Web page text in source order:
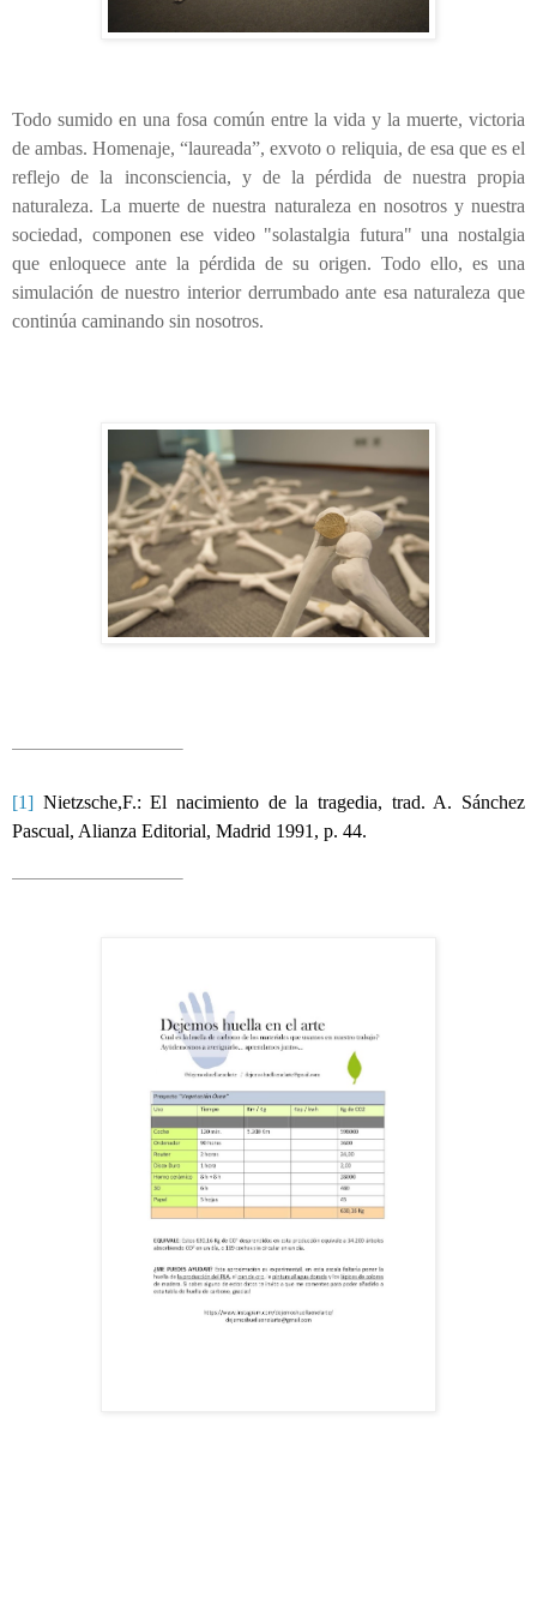
Todo sumido en una fosa común entre la vida y la muerte, victoria
de ambas. Homenaje, “laureada”, exvoto o reliquia, de esa que es el
reflejo de la inconsciencia, y de la pérdida de nuestra propia
naturaleza. La muerte de nuestra naturaleza en nosotros y nuestra
sociedad, componen ese video "solastalgia futura" una nostalgia
que enloquece ante la pérdida de su origen. Todo ello, es una
simulación de nuestro interior derrumbado ante esa naturaleza que
continúa caminando sin nosotros.
[1] Nietzsche,F.: El nacimiento de la tragedia, trad. A. Sánchez
Pascual, Alianza Editorial, Madrid 1991, p. 44.